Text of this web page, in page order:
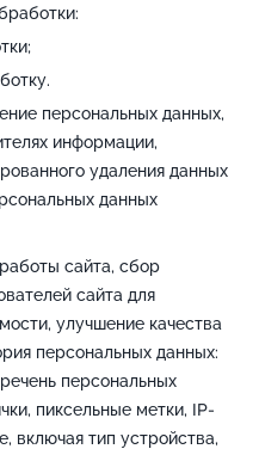
персональных данных,
информации,
удаления данных
данных
сайта, сбор
сайта для
улучшение качества
персональных данных:
персональных
пиксельные метки, IP-
включая тип устройства,